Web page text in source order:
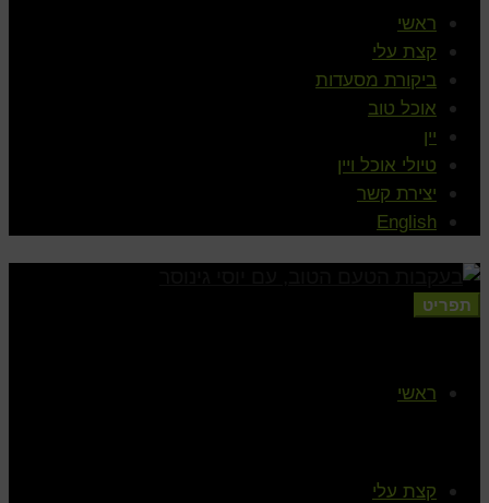
ראשי
קצת עלי
ביקורת מסעדות
אוכל טוב
יין
טיולי אוכל ויין
יצירת קשר
English
תפריט
ראשי
קצת עלי